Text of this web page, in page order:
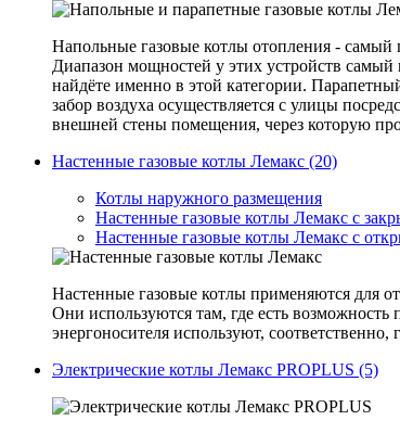
Напольные газовые котлы отопления - самый
Диапазон мощностей у этих устройств
найдёте именно в этой категории.
забор воздуха осуществляется с улицы
внешней стены помещения, через которую
Настенные газовые котлы Лемакс (20)
Котлы наружного размещения
Настенные газовые котлы Лемакс с
Настенные газовые котлы Лемакс с
Настенные газовые котлы применяются для
Они используются там, где есть возможность
энергоносителя используют,
Электрические котлы Лемакс PROPLUS (5)